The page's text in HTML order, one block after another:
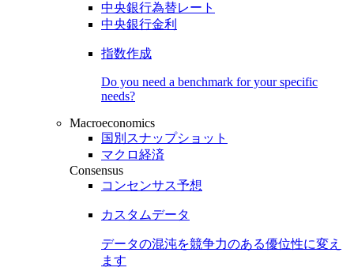
中央銀行為替レート
中央銀行金利
指数作成
Do you need a benchmark for your specific
needs?
Macroeconomics
国別スナップショット
マクロ経済
Consensus
コンセンサス予想
カスタムデータ
データの混沌を競争力のある優位性に変え
ます